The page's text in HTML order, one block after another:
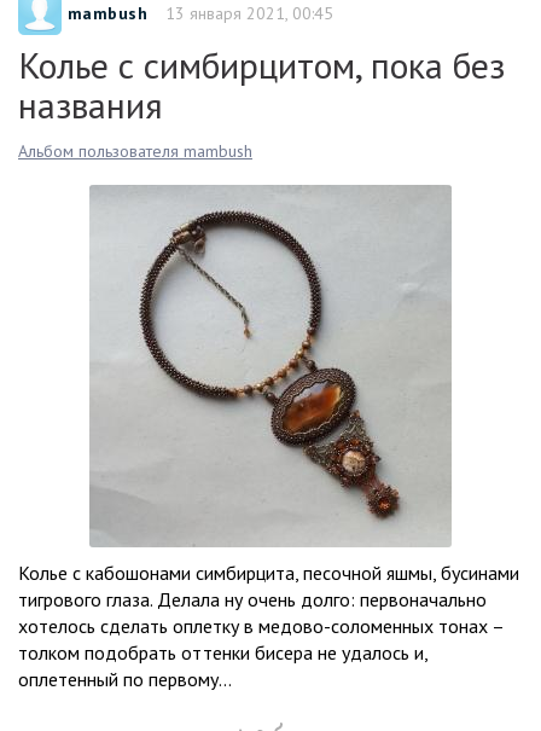
mambush 13 января 2021, 00:45
Колье с симбирцитом, пока без
названия
Альбом пользователя mambush
Колье с кабошонами симбирцита, песочной яшмы, бусинами
тигрового глаза. Делала ну очень долго: первоначально
хотелось сделать оплетку в медово-соломенных тонах –
толком подобрать оттенки бисера не удалось и,
оплетенный по первому...